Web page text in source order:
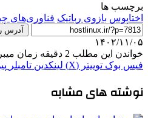
برچسب ها
اختاپوس بازوی رباتیک فناوری‌های
آدرس
۱۴۰۲/۱۱/۰۵
خواندن این مطلب 2 دقیقه زمان میبرد
فیس بوک توییتر (X) لینکدین ‫تامبلر
نوشته های مشابه